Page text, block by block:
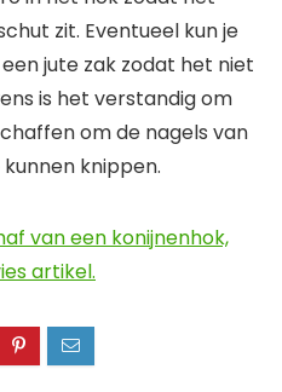
zit. Eventueel kun je
jute zak zodat het niet
is het verstandig om
om de nagels van
knippen.
van een konijnenhok,
artikel.